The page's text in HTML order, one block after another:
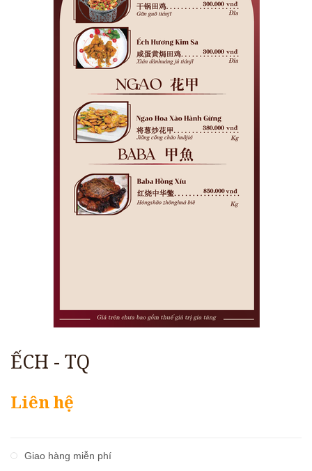
ẾCH - TQ
Liên hệ
Giao hàng miễn phí